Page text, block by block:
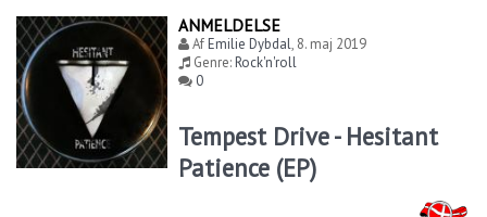
ANMELDELSE
AfEmilie Dybdal, 8. maj 2019
Genre:Rock'n'roll
0
Tempest Drive - Hesitant
Patience (EP)